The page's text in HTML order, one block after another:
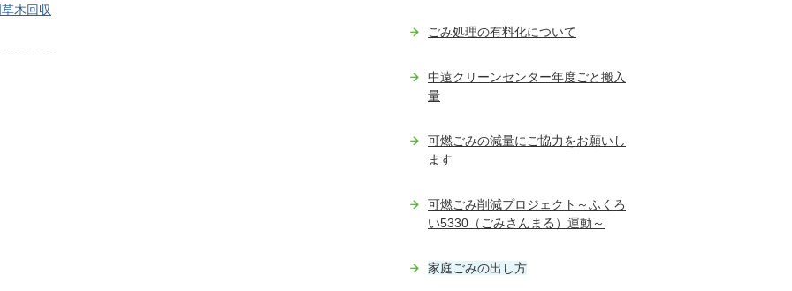
木回収
ごみ処理の有料化について
中遠クリーンセンター年度ごと搬入
量
可燃ごみの減量にご協力をお願いし
ます
可燃ごみ削減プロジェクト～ふくろ
い5330（ごみさんまる）運動～
家庭ごみの出し方